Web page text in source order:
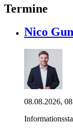
Termine
Nico
08.08.2026,